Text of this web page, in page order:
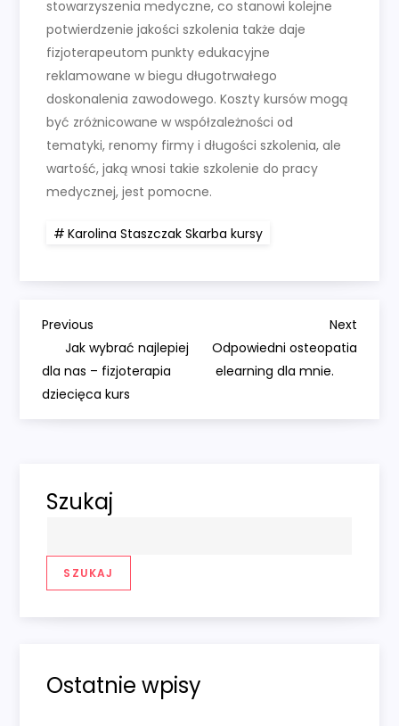
stowarzyszenia medyczne, co stanowi kolejne
potwierdzenie jakości szkolenia także daje
fizjoterapeutom punkty edukacyjne
reklamowane w biegu długotrwałego
doskonalenia zawodowego. Koszty kursów mogą
być zróżnicowane w współzależności od
tematyki, renomy firmy i długości szkolenia, ale
wartość, jaką wnosi takie szkolenie do pracy
medycznej, jest pomocne.
Karolina Staszczak Skarba kursy
N
a
w
g
c
j
a
Previous
Post
Previous
Jak wybrać najlepiej
dla nas – fizjoterapia
dziecięca kurs
Next
Post
Next
Odpowiedni osteopatia
elearning dla mnie.
Szukaj
SZUKAJ
Ostatnie wpisy